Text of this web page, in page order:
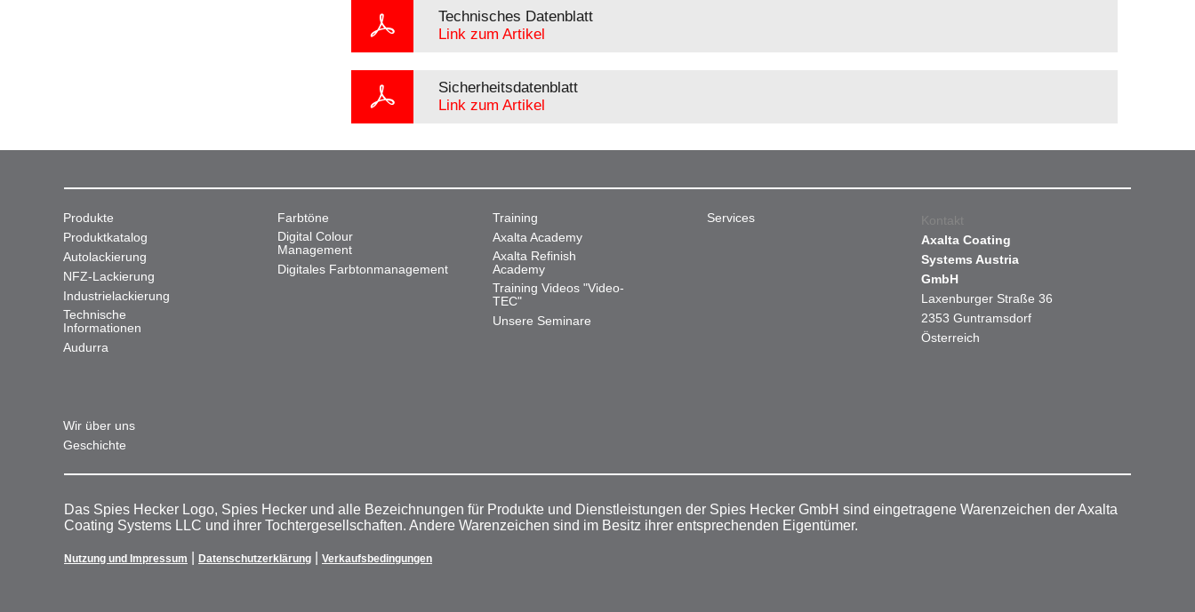
Technisches Datenblatt
Link zum Artikel
Sicherheitsdatenblatt
Link zum Artikel
Produkte
Produktkatalog
Autolackierung
NFZ-Lackierung
Industrielackierung
Technische
Informationen
Audurra
Farbtöne
Digital Colour
Management
Digitales Farbtonmanagement
Training
Axalta Academy
Axalta Refinish
Academy
Training Videos "Video-
TEC"
Unsere Seminare
Services
Wir über uns
Geschichte
Kontakt
Axalta Coating
Systems Austria
GmbH
Laxenburger Straße 36
2353 Guntramsdorf
Österreich
Das Spies Hecker Logo, Spies Hecker und alle Bezeichnungen für Produkte und Dienstleistungen der Spies Hecker GmbH sind eingetragene Warenzeichen der Axalta
Coating Systems LLC und ihrer Tochtergesellschaften. Andere Warenzeichen sind im Besitz ihrer entsprechenden Eigentümer.
Nutzung und Impressum Datenschutzerklärung Verkaufsbedingungen